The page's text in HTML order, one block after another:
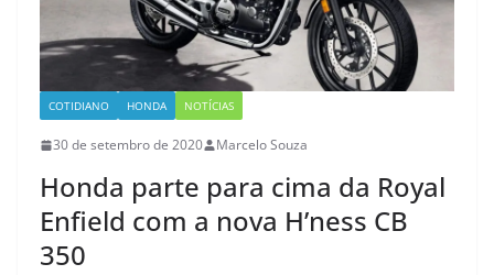
COTIDIANO HONDA NOTÍCIAS
30 de setembro de 2020 Marcelo Souza
Honda parte para cima da Royal
Enfield com a nova H’ness CB
350